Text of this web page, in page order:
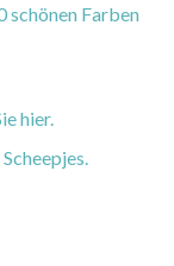
schönen Farben
hier.